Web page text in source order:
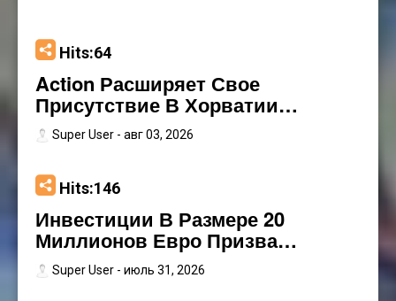
Hits:64
Action Расширяет Свое
Присутствие В Хорватии…
Super User - авг 03, 2026
Hits:146
Инвестиции В Размере 20
Миллионов Евро Призва…
Super User - июль 31, 2026